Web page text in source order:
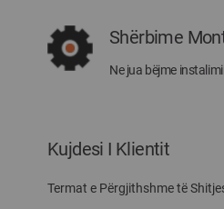
Shërbime
Ne jua bëjme
Kujdesi I Klientit
Termat e Përgjithshme të